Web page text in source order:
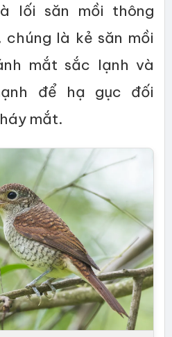
lối săn mồi thông
chúng là kẻ săn mồi
mắt sắc lạnh và
để hạ gục đối
mắt.